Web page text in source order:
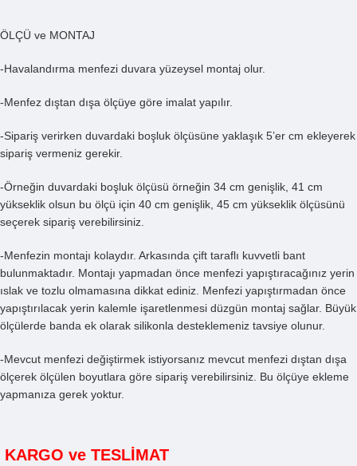
ÖLÇÜ ve MONTAJ
-Havalandırma menfezi duvara yüzeysel montaj olur.
-Menfez dıştan dışa ölçüye göre imalat yapılır.
-Sipariş verirken duvardaki boşluk ölçüsüne yaklaşık 5’er cm ekleyerek
sipariş vermeniz gerekir.
-Örneğin duvardaki boşluk ölçüsü örneğin 34 cm genişlik, 41 cm
yükseklik olsun bu ölçü için 40 cm genişlik, 45 cm yükseklik ölçüsünü
seçerek sipariş verebilirsiniz.
-Menfezin montajı kolaydır. Arkasında çift taraflı kuvvetli bant
bulunmaktadır. Montajı yapmadan önce menfezi yapıştıracağınız yerin
ıslak ve tozlu olmamasına dikkat ediniz. Menfezi yapıştırmadan önce
yapıştırılacak yerin kalemle işaretlenmesi düzgün montaj sağlar. Büyük
ölçülerde banda ek olarak silikonla desteklemeniz tavsiye olunur.
-Mevcut menfezi değiştirmek istiyorsanız mevcut menfezi dıştan dışa
ölçerek ölçülen boyutlara göre sipariş verebilirsiniz. Bu ölçüye ekleme
yapmanıza gerek yoktur.
KARGO ve TESLİMAT